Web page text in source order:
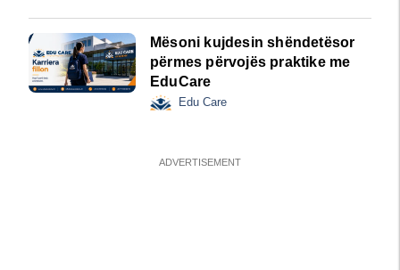
Mësoni kujdesin shëndetësor
përmes përvojës praktike me
EduCare
Edu Care